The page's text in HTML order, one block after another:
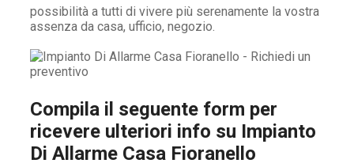
possibilità a tutti di vivere più serenamente la vostra
assenza da casa, ufficio, negozio.
Compila il seguente form per
ricevere ulteriori info su Impianto
Di Allarme Casa Fioranello